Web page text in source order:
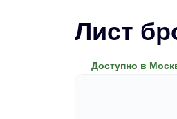
Лист
Доступно в